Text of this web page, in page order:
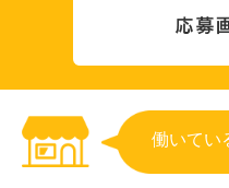
働いてい